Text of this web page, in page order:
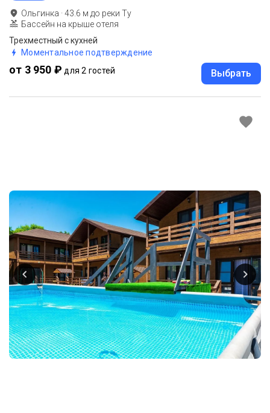
Ольгинка ·43.6 м до реки Ту
Бассейн на крыше отеля
Трехместный с кухней
Моментальное подтверждение
от 3 950 ₽ для 2 гостей Выбрать